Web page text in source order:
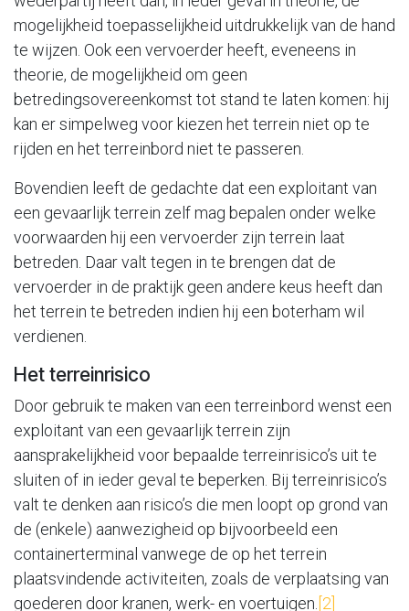
mogelijkheid toepasselijkheid uitdrukkelijk van de hand
te wijzen. Ook een vervoerder heeft, eveneens in
theorie, de mogelijkheid om geen
betredingsovereenkomst tot stand te laten komen: hij
kan er simpelweg voor kiezen het terrein niet op te
rijden en het terreinbord niet te passeren.
Bovendien leeft de gedachte dat een exploitant van
een gevaarlijk terrein zelf mag bepalen onder welke
voorwaarden hij een vervoerder zijn terrein laat
betreden. Daar valt tegen in te brengen dat de
vervoerder in de praktijk geen andere keus heeft dan
het terrein te betreden indien hij een boterham wil
verdienen.
Het terreinrisico
Door gebruik te maken van een terreinbord wenst een
exploitant van een gevaarlijk terrein zijn
aansprakelijkheid voor bepaalde terreinrisico’s uit te
sluiten of in ieder geval te beperken. Bij terreinrisico’s
valt te denken aan risico’s die men loopt op grond van
de (enkele) aanwezigheid op bijvoorbeeld een
containerterminal vanwege de op het terrein
plaatsvindende activiteiten, zoals de verplaatsing van
goederen door kranen, werk- en voertuigen. [2]